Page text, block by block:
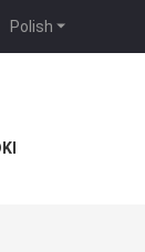
Polish